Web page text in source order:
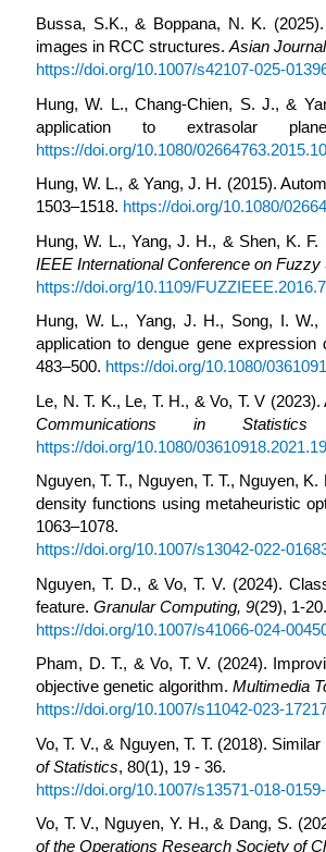
Bussa, S.K., & Boppana, N. K.
images in RCC structures. Asian
https://doi.org/10.1007/s42107-025-
Hung, W. L., Chang-Chien, S. J., &
application to extrasolar
https://doi.org/10.1080/
Hung, W. L., & Yang, J. H. (2015).
1503–1518. https://doi.org/10.1080/
Hung, W. L., Yang, J. H., & Shen, K.
IEEE International Conference on
https://doi.org/10.1109/
Hung, W. L., Yang, J. H., Song, I. W.,
application to dengue gene
483–500. https://doi.org/10.1080/
Le, N. T. K., Le, T. H., & Vo, T. V
Communications in
https://doi.org/10.1080/
Nguyen, T. T., Nguyen, T. T., Nguyen,
density functions using metaheuristic
1063–1078.
https://doi.org/10.1007/s13042-022-
Nguyen, T. D., & Vo, T. V. (2024).
feature. Granular Computing, 9(29), 1-20.
https://doi.org/10.1007/s41066-024-
Pham, D. T., & Vo, T. V. (2024).
objective genetic algorithm. Multimedia
https://doi.org/10.1007/s11042-023-
Vo, T. V., & Nguyen, T. T. (2018).
of Statistics, 80(1), 19 - 36.
https://doi.org/10.1007/s13571-018-
Vo, T. V., Nguyen, Y. H., & Dang, S.
of the Operations Research Society of